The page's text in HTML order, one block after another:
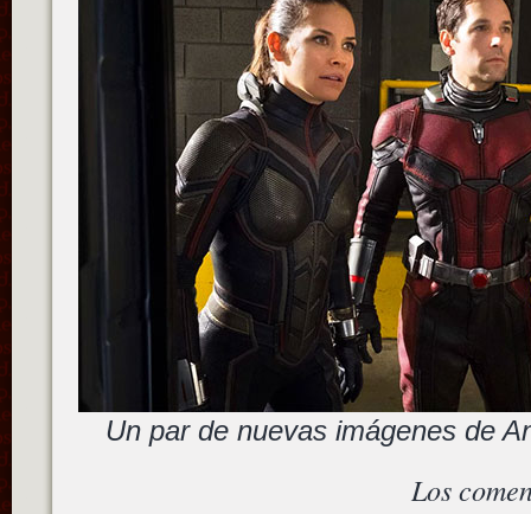
Un par de nuevas imágenes de
Los